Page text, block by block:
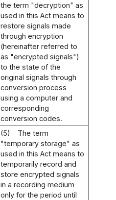
the term "decryption" as
used in this Act means to
restore signals made
through encryption
(hereinafter referred to
as "encrypted signals")
to the state of the
original signals through
conversion process
using a computer and
corresponding
conversion codes.
(5)
The term
"temporary storage" as
used in this Act means to
temporarily record and
store encrypted signals
in a recording medium
only for the period until